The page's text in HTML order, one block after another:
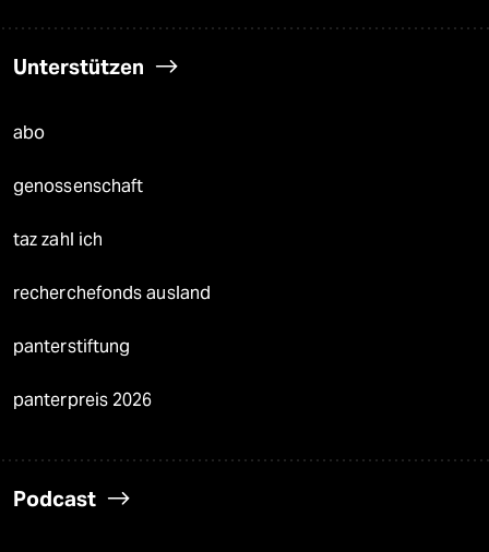
Unterstützen
abo
genossenschaft
taz zahl ich
recherchefonds ausland
panterstiftung
panterpreis 2026
Podcast